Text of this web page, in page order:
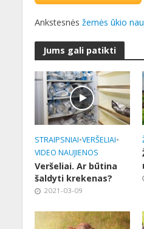
Ankstesnės žemės ūkio
Jums gali patikti
STRAIPSNIAI•VERŠELIAI•
VIDEO NAUJIENOS
Veršeliai. Ar būtina
šaldyti krekenas?
2021-03-09